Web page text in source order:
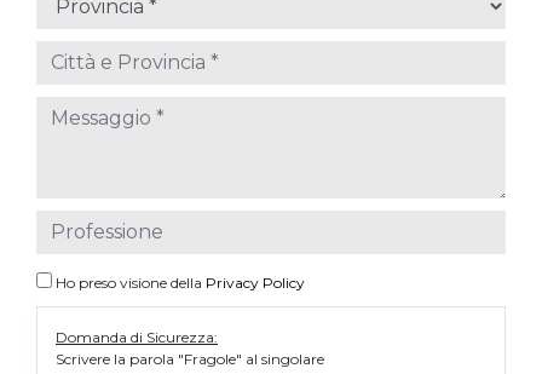
Ho preso visione della Privacy Policy
Domanda di Sicurezza:
Scrivere la parola "Fragole" al singolare